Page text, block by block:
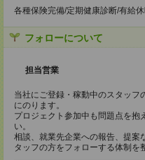
各種保険完備/定期健康診断/有給
フォローについて
担当営業
当社にご登録・稼動中のスタッフ
にのります。
プロジェクト参加中も問題点を抱
い。
相談、就業先企業への報告、提案
タッフの方をフォローする体制を